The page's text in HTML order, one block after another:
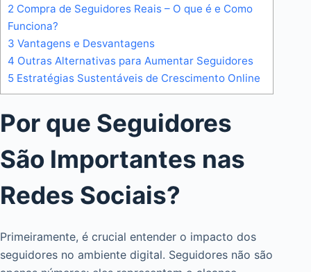
2 Compra de Seguidores Reais – O que é e Como
Funciona?
3 Vantagens e Desvantagens
4 Outras Alternativas para Aumentar Seguidores
5 Estratégias Sustentáveis de Crescimento Online
Por que Seguidores
São Importantes nas
Redes Sociais?
Primeiramente, é crucial entender o impacto dos
seguidores no ambiente digital. Seguidores não são